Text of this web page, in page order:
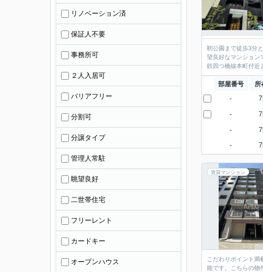
靭公園まで徒歩3分
望良好なマンション
鉄四つ橋線本町付近
部屋番号 所
-
-
-
-
賃貸マンション
こだわりポイント満
能です。こちらの物
リノベーション済
保証人不要
事務所可
２人入居可
バリアフリー
分割可
分譲タイプ
管理人常駐
眺望良好
二世帯住宅
フリーレント
カードキー
オープンハウス